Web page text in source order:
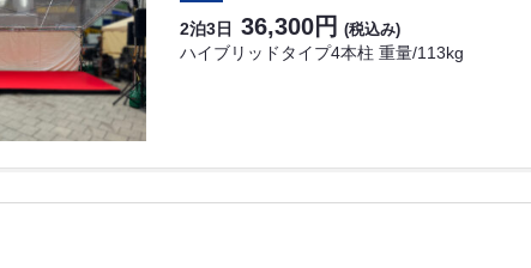
2泊3日 36,300円 (税込み)
ハイブリッドタイプ4本柱 重量/113kg